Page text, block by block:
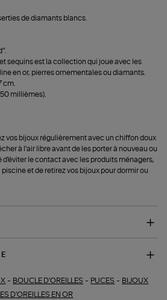
de diamants blancs.
sequins est la collection qui joue avec les
en or, pierres ornementales ou diamants.
cm.
millièmes).
vos bijoux régulièrement avec un chiffon doux
à l'air libre avant de les porter à nouveau ou
d'éviter le contact avec les produits ménagers,
et de retirez vos bijoux pour dormir ou
- BOUCLE D'OREILLES - PUCES - BIJOUX
D'OREILLES EN OR